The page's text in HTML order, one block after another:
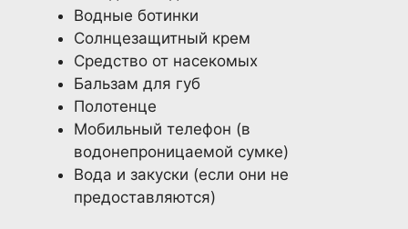
Водные ботинки
Солнцезащитный крем
Средство от насекомых
Бальзам для губ
Полотенце
Мобильный телефон (в
водонепроницаемой сумке)
Вода и закуски (если они не
предоставляются)